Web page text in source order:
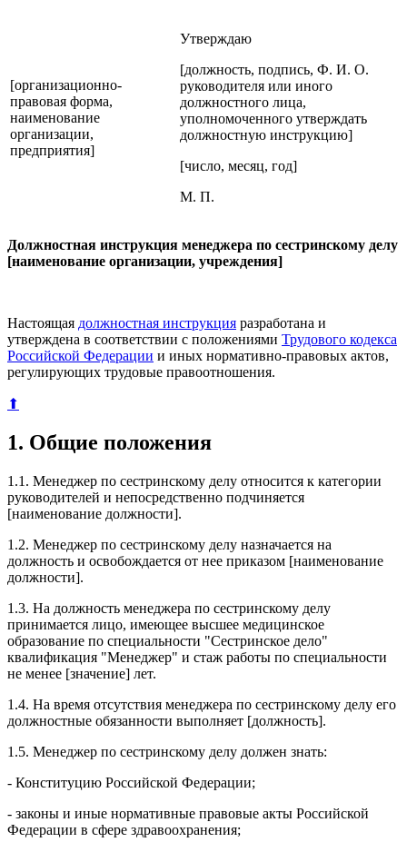
[организационно-
правовая форма,
наименование
организации,
предприятия]
Утверждаю
[должность, подпись, Ф. И. О.
руководителя или иного
должностного лица,
уполномоченного утверждать
должностную инструкцию]
[число, месяц, год]
М. П.
Должностная инструкция менеджера по сестринскому делу
[наименование организации, учреждения]
Настоящая должностная инструкция разработана и
утверждена в соответствии с положениями Трудового кодекса
Российской Федерации и иных нормативно-правовых актов,
регулирующих трудовые правоотношения.
⬆
1. Общие положения
1.1. Менеджер по сестринскому делу относится к категории
руководителей и непосредственно подчиняется
[наименование должности].
1.2. Менеджер по сестринскому делу назначается на
должность и освобождается от нее приказом [наименование
должности].
1.3. На должность менеджера по сестринскому делу
принимается лицо, имеющее высшее медицинское
образование по специальности "Сестринское дело"
квалификация "Менеджер" и стаж работы по специальности
не менее [значение] лет.
1.4. На время отсутствия менеджера по сестринскому делу его
должностные обязанности выполняет [должность].
1.5. Менеджер по сестринскому делу должен знать:
- Конституцию Российской Федерации;
- законы и иные нормативные правовые акты Российской
Федерации в сфере здравоохранения;